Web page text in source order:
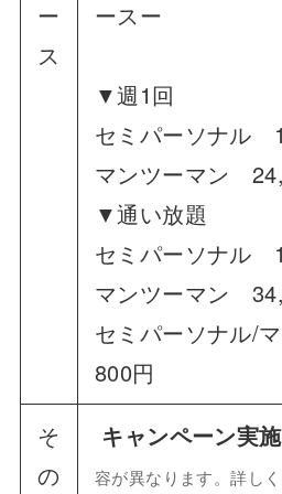
ー
ス
ースー
▼週1回
セミパーソナル
マンツーマン
▼通い放題
セミパーソナル
マンツーマン
セミパーソナル/
800円
そ
の
キャンペーン実
容が異なります。詳し